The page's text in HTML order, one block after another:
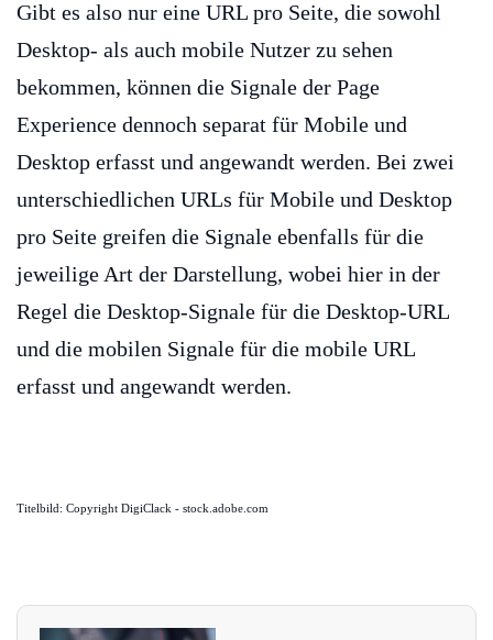
Gibt es also nur eine URL pro Seite, die sowohl
Desktop- als auch mobile Nutzer zu sehen
bekommen, können die Signale der Page
Experience dennoch separat für Mobile und
Desktop erfasst und angewandt werden. Bei zwei
unterschiedlichen URLs für Mobile und Desktop
pro Seite greifen die Signale ebenfalls für die
jeweilige Art der Darstellung, wobei hier in der
Regel die Desktop-Signale für die Desktop-URL
und die mobilen Signale für die mobile URL
erfasst und angewandt werden.
Titelbild: Copyright DigiClack - stock.adobe.com